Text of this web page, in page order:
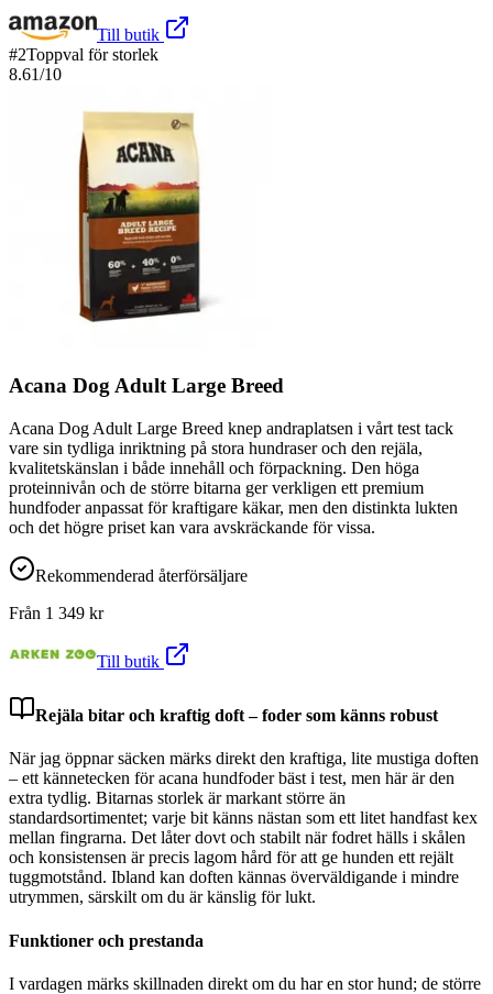
Till butik
#2Toppval för storlek
8.61/10
Acana Dog Adult Large Breed
Acana Dog Adult Large Breed knep andraplatsen i vårt test tack
vare sin tydliga inriktning på stora hundraser och den rejäla,
kvalitetskänslan i både innehåll och förpackning. Den höga
proteinnivån och de större bitarna ger verkligen ett premium
hundfoder anpassat för kraftigare käkar, men den distinkta lukten
och det högre priset kan vara avskräckande för vissa.
Rekommenderad återförsäljare
Från 1 349 kr
Till butik
Rejäla bitar och kraftig doft – foder som känns robust
När jag öppnar säcken märks direkt den kraftiga, lite mustiga doften
– ett kännetecken för acana hundfoder bäst i test, men här är den
extra tydlig. Bitarnas storlek är markant större än
standardsortimentet; varje bit känns nästan som ett litet handfast kex
mellan fingrarna. Det låter dovt och stabilt när fodret hälls i skålen
och konsistensen är precis lagom hård för att ge hunden ett rejält
tuggmotstånd. Ibland kan doften kännas överväldigande i mindre
utrymmen, särskilt om du är känslig för lukt.
Funktioner och prestanda
I vardagen märks skillnaden direkt om du har en stor hund; de större